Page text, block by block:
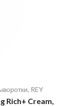
, REY
Cream,